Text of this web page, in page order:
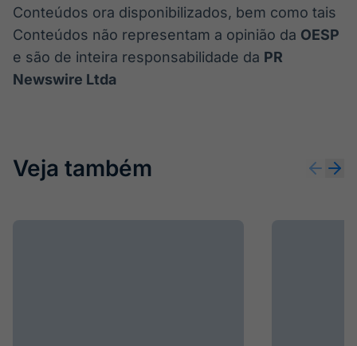
Conteúdos ora disponibilizados, bem como tais
Conteúdos não representam a opinião da OESP
e são de inteira responsabilidade da PR
Newswire Ltda
Veja também